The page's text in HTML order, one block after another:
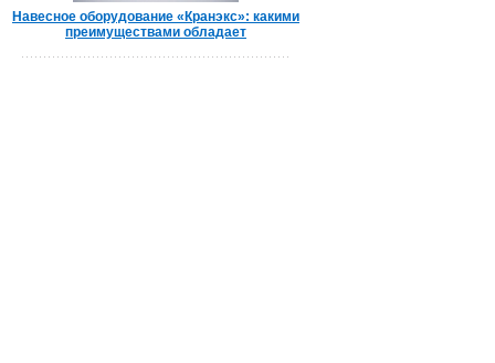
Навесное оборудование «Кранэкс»: какими
преимуществами обладает